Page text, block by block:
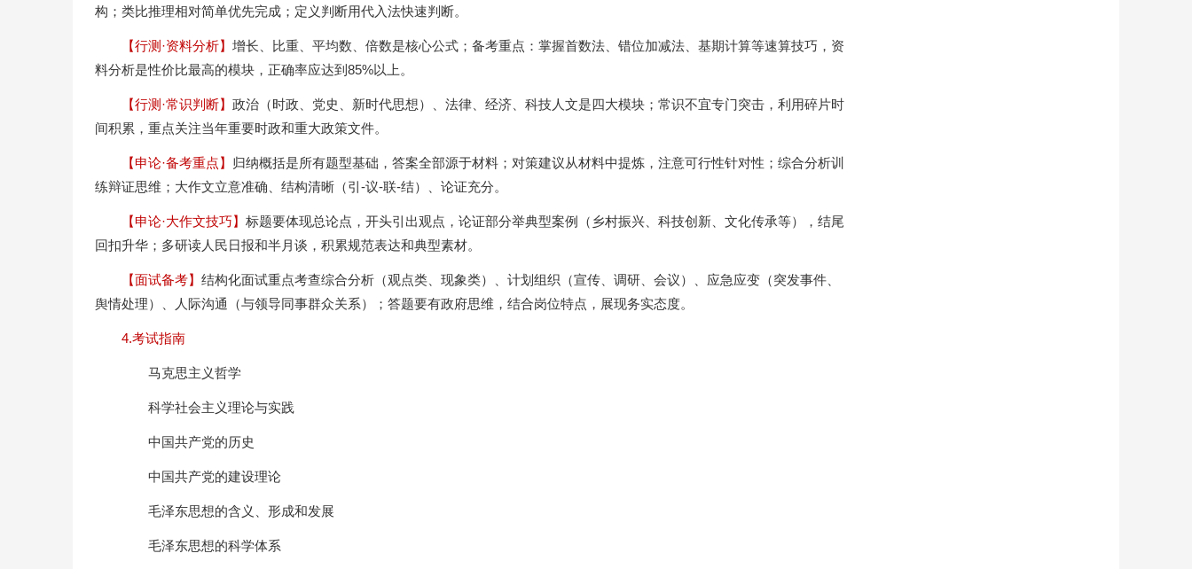
构；类比推理相对简单优先完成；定义判断用代入法快速判断。
【行测·资料分析】 增长、比重、平均数、倍数是核心公式；备考重点：掌握首数法、错位加减法、基期计算等速算技巧，资
料分析是性价比最高的模块，正确率应达到85%以上。
【行测·常识判断】 政治（时政、党史、新时代思想）、法律、经济、科技人文是四大模块；常识不宜专门突击，利用碎片时
间积累，重点关注当年重要时政和重大政策文件。
【申论·备考重点】 归纳概括是所有题型基础，答案全部源于材料；对策建议从材料中提炼，注意可行性针对性；综合分析训
练辩证思维；大作文立意准确、结构清晰（引-议-联-结）、论证充分。
【申论·大作文技巧】 标题要体现总论点，开头引出观点，论证部分举典型案例（乡村振兴、科技创新、文化传承等），结尾
回扣升华；多研读人民日报和半月谈，积累规范表达和典型素材。
【面试备考】 结构化面试重点考查综合分析（观点类、现象类）、计划组织（宣传、调研、会议）、应急应变（突发事件、
舆情处理）、人际沟通（与领导同事群众关系）；答题要有政府思维，结合岗位特点，展现务实态度。
4.考试指南
马克思主义哲学
科学社会主义理论与实践
中国共产党的历史
中国共产党的建设理论
毛泽东思想的含义、形成和发展
毛泽东思想的科学体系